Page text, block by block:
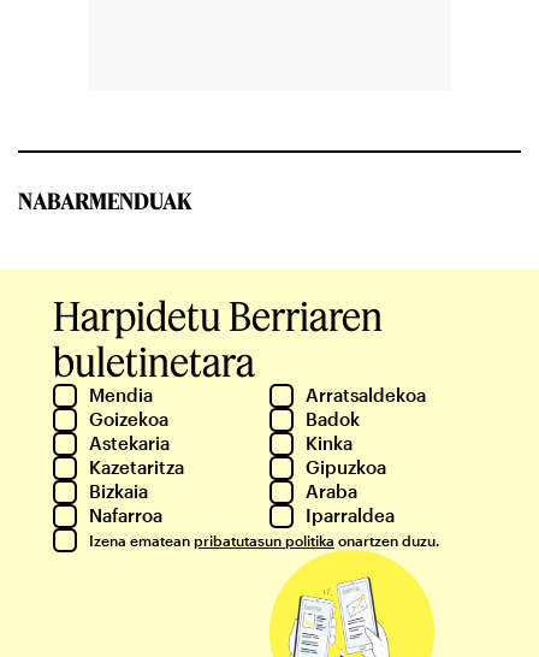
NABARMENDUAK
Harpidetu Berriaren
buletinetara
Mendia
Arratsaldekoa
Goizekoa
Badok
Astekaria
Kinka
Kazetaritza
Gipuzkoa
Bizkaia
Araba
Nafarroa
Iparraldea
Izena ematean pribatutasun politika onartzen duzu.